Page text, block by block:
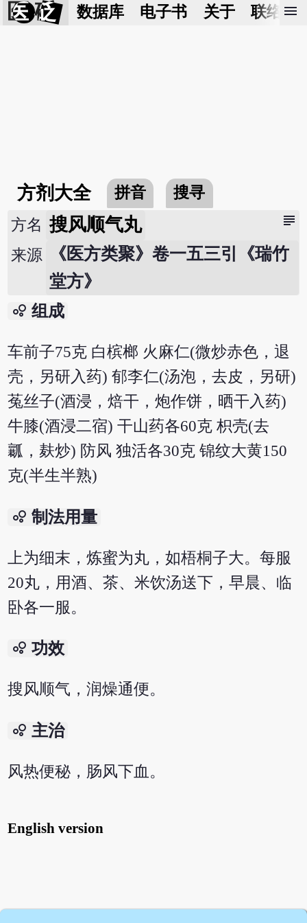
医 砭 数据库 电子书 关于 联络我
menu
方剂大全 拼音 搜寻
subject
方名 搜风顺气丸
来源
《医方类聚》卷一五三引《瑞竹
堂方》
bubble_chart 组成
车前子75克 白槟榔 火麻仁(微炒赤色，退
壳，另研入药) 郁李仁(汤泡，去皮，另研)
菟丝子(酒浸，焙干，炮作饼，晒干入药)
牛膝(酒浸二宿) 干山药各60克 枳壳(去
瓤，麸炒) 防风 独活各30克 锦纹大黄150
克(半生半熟)
bubble_chart 制法用量
上为细末，炼蜜为丸，如梧桐子大。每服
20丸，用酒、茶、米饮汤送下，早晨、临
卧各一服。
bubble_chart 功效
搜风顺气，润燥通便。
bubble_chart 主治
风热便秘，肠风下血。
English version